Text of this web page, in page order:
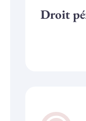
Droit